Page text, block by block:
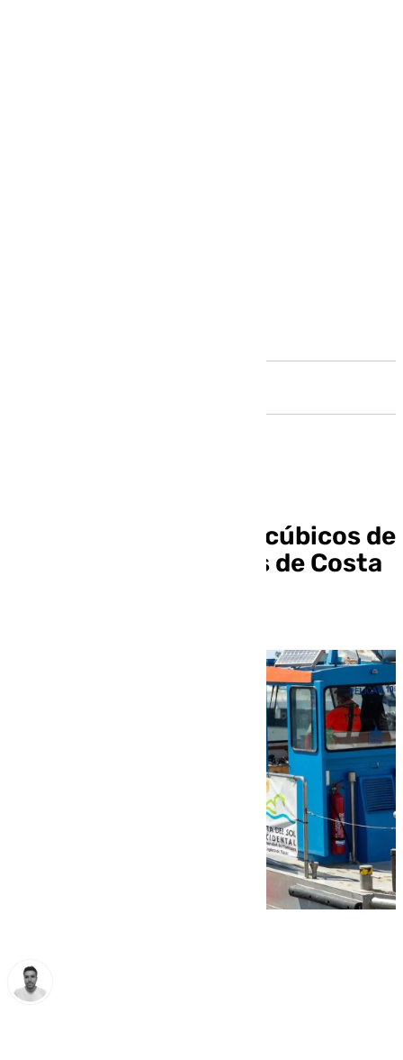
Retirados 90 metros cúbicos de
residuos en las aguas de Costa